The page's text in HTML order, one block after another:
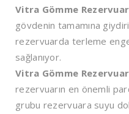
Vitra Gömme
gövdenin tamamına
rezervuarda terleme
sağlanıyor.
Vitra Gömme
rezervuarın en önemli
grubu rezervuara suyu